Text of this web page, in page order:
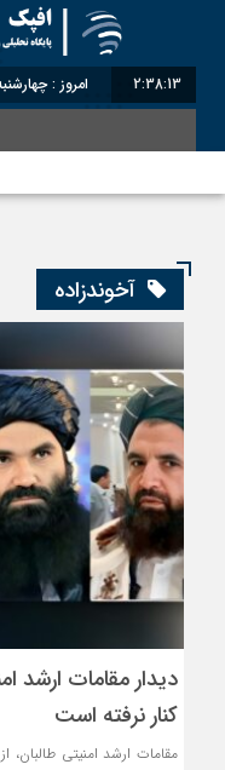
2:38:14 امروز : چهارشنبه, ۱۴ مرداد ,
آخوندزاده
دیدار مقامات ارشد
کنار نرفته است
مقامات ارشد امنیتی طالبان،